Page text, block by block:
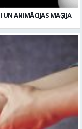
UN ANIMĀCIJAS MAĢIJA